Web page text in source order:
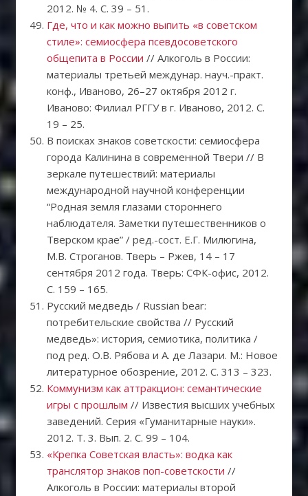
2012. № 4. С. 39 – 51.
Где, что и как можно выпить «в советском
стиле»: семиосфера псевдосоветского
общепита в России // Алкоголь в России:
материалы третьей междунар. науч.-практ.
конф., Иваново, 26–27 октября 2012 г.
Иваново: Филиал РГГУ в г. Иваново, 2012. С.
19 – 25.
В поисках знаков советскости: семиосфера
города Калинина в современной Твери // В
зеркале путешествий: материалы
международной научной конференции
“Родная земля глазами стороннего
наблюдателя. Заметки путешественников о
Тверском крае” / ред.-сост. Е.Г. Милюгина,
М.В. Строганов. Тверь – Ржев, 14 – 17
сентября 2012 года. Тверь: СФК-офис, 2012.
С. 159 – 165.
Русский медведь / Russian bear:
потребительские свойства // Русский
медведь»: история, семиотика, политика /
под ред. О.В. Рябова и А. де Лазари. М.: Новое
литературное обозрение, 2012. С. 313 – 323.
Коммунизм как аттракцион: семантические
игры с прошлым // Известия высших учебных
заведений. Серия «Гуманитарные науки».
2012. Т. 3. Вып. 2. С. 99 – 104.
«Крепка Советская власть»: водка как
транслятор знаков поп-советскости //
Алкоголь в России: материалы второй